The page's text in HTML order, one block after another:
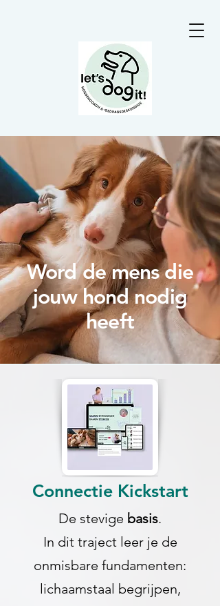
Word de mens die
jouw hond nodig
heeft
Connectie Kickstart
De stevige basis.
In dit traject leer je de
onmisbare fundamenten:
lichaamstaal begrijpen,